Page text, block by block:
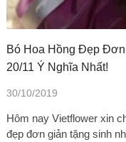
Bó Hoa Hồng Đẹp
20/11 Ý Nghĩa Nhất!
30/10/2019
Hôm nay Vietflower xin
đẹp đơn giản tặng sinh